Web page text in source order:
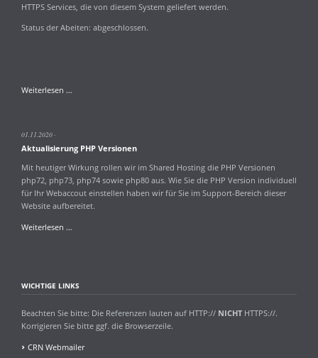
HTTPS Services, die von diesem System geliefert werden.
Status der Abeiten: abgeschlossen.
Weiterlesen …
01.11.2020
Aktualisierung PHP Versionen
Mit heutiger Wirkung rollen wir im Shared Hosting die PHP Versionen
php72, php73, php74 sowie php80 aus. Wie Sie die PHP Version individuell
für Ihr Webaccout einstellen haben wir für Sie im Support-Bereich dieser
Website aufbereitet.
Weiterlesen …
WICHTIGE LINKS
Beachten Sie bitte: Die Referenzen lauten auf HTTP:// NICHTHTTPS://.
Korrigieren Sie bitte ggf. die Browserzeile.
CRN Webmailer